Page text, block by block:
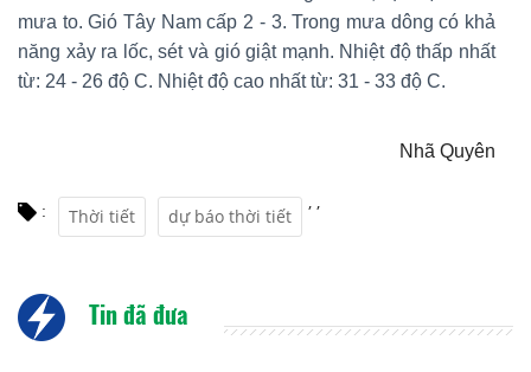
mưa to. Gió Tây Nam cấp 2 - 3. Trong mưa dông có khả
năng xảy ra lốc, sét và gió giật mạnh. Nhiệt độ thấp nhất
từ: 24 - 26 độ C. Nhiệt độ cao nhất từ: 31 - 33 độ C.
Nhã Quyên
: Thời tiết
,
dự báo thời tiết
,
Tin đã đưa